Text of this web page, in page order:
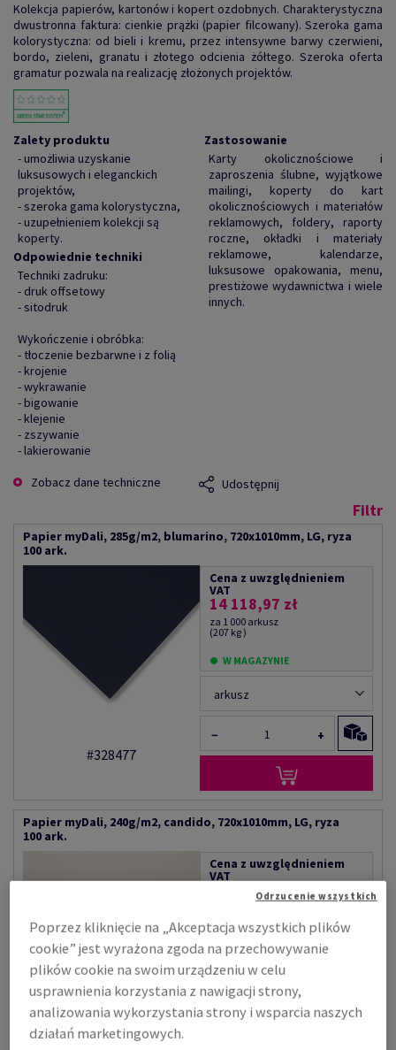
Kolekcja papierów, kartonów i kopert ozdobnych. Charakterystyczna
dwustronna faktura: cienkie prążki (papier filcowany). Szeroka gama
kolorystyczna: od bieli i kremu, przez intensywne barwy czerwieni,
bordo, zieleni, granatu i złotego odcienia żółtego. Szeroka oferta
gramatur pozwala na realizację złożonych projektów.
Zalety produktu
- umożliwia uzyskanie
luksusowych i eleganckich
projektów,
- szeroka gama kolorystyczna,
- uzupełnieniem kolekcji są
koperty.
Odpowiednie techniki
Techniki zadruku:
- druk offsetowy
- sitodruk
Wykończenie i obróbka:
- tłoczenie bezbarwne i z folią
- krojenie
- wykrawanie
- bigowanie
- klejenie
- zszywanie
- lakierowanie
Zastosowanie
Karty okolicznościowe i
zaproszenia ślubne, wyjątkowe
mailingi, koperty do kart
okolicznościowych i materiałów
reklamowych, foldery, raporty
roczne, okładki i materiały
reklamowe, kalendarze,
luksusowe opakowania, menu,
prestiżowe wydawnictwa i wiele
innych.
Zobacz dane techniczne Udostępnij
Filtr
Papier myDali, 285g/m2, blumarino, 720x1010mm, LG, ryza
100 ark.
#328477
Cena z uwzględnieniem
VAT
14 118,97 zł
za 1 000 arkusz
(207 kg )
W MAGAZYNIE
arkusz
− +
Papier myDali, 240g/m2, candido, 720x1010mm, LG, ryza
100 ark.
#372541
Cena z uwzględnieniem
VAT
8 594,50 zł
W MAGAZYNIE
arkusz
− +
Poprzez kliknięcie na „Akceptacja wszystkich plików
cookie” jest wyrażona zgoda na przechowywanie
plików cookie na swoim urządzeniu w celu
usprawnienia korzystania z nawigacji strony,
analizowania wykorzystania strony i wsparcia naszych
działań marketingowych.
Odrzucenie wszystkich